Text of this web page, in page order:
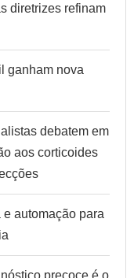
diretrizes refinam
ganham nova
debatem em
aos corticoides
automação para
precoce é o